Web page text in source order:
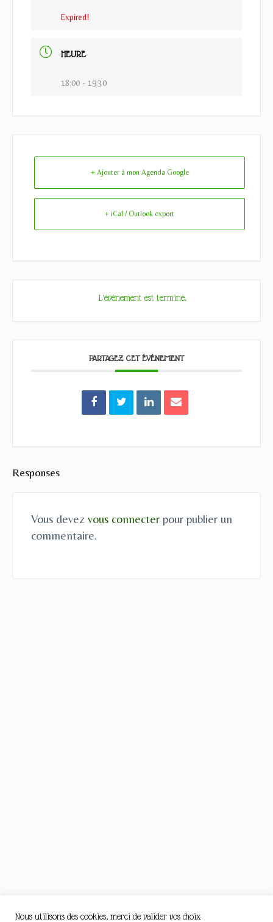
Expired!
HEURE
18:00 - 19:30
+ Ajouter à mon Agenda Google
+ iCal / Outlook export
L'événement est terminé.
PARTAGEZ CET ÉVÉNEMENT
Responses
Vous devez vous connecter pour publier un
commentaire.
Nous utilisons des cookies, merci de valider vos choix